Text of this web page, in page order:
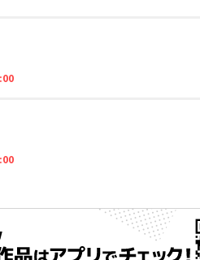
2026年08月12日 11時00分
2026年08月12日 11時00分